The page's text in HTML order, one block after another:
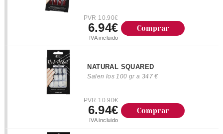
PVR 10.90€
6.94€
IVA incluido
Comprar
NATURAL SQUARED
Salen los 100 gr a 347 €
PVR 10.90€
6.94€
IVA incluido
Comprar